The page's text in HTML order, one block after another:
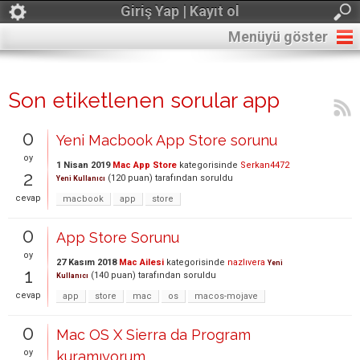
Giriş Yap | Kayıt ol
Menüyü göster
Son etiketlenen sorular app
0
oy
2
cevap
Yeni Macbook App Store sorunu
1 Nisan 2019 Mac App Store kategorisinde Serkan4472
Yeni Kullanıcı (120 puan) tarafından soruldu
macbook
app store
0
oy
1
cevap
App Store Sorunu
27 Kasım 2018 Mac Ailesi kategorisinde nazlıvera Yeni
Kullanıcı (140 puan) tarafından soruldu
app
store mac os macos-mojave
0
oy
Mac OS X Sierra da Program
kuramıyorum